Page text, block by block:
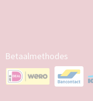
Betaalmethodes